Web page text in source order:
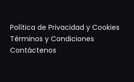
Política de Privacidad y Cookies
Términos y Condiciones
Contáctenos